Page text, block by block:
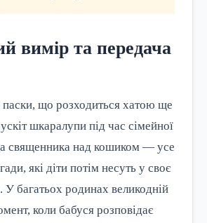
вимір та передача
паски, що розходиться хатою ще
шкаралупи під час сімейної
священника над кошиком — усе
які діти потім несуть у своє
У багатьох родинах великодній
коли бабуся розповідає